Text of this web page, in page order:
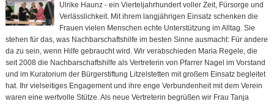
Ulrike Haunz - ein Vierteljahrhundert voller Zeit, Fürsorge und
Verlässlichkeit. Mit ihrem langjährigen Einsatz schenken die
Frauen vielen Menschen echte Unterstützung im Alltag. Sie
stehen für das, was Nachbarschaftshilfe im besten Sinne ausmacht: Für andere
da zu sein, wenn Hilfe gebraucht wird. Wir verabschieden Maria Regele, die
seit 2008 die Nachbarschaftshilfe als Vertreterin von Pfarrer Nagel im Vorstand
und im Kuratorium der Bürgerstiftung Litzelstetten mit großem Einsatz begleitet
hat. Ihr vielseitiges Engagement und ihre enge Verbundenheit mit dem Verein
waren eine wertvolle Stütze. Als neue Vertreterin begrüßen wir Frau Tanja